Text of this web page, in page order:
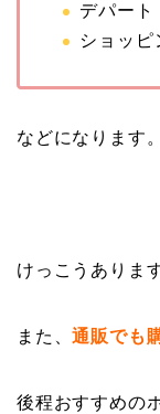
デパート
ショッピ
などになります。
けっこうありま
また、通販でも
後程おすすめの